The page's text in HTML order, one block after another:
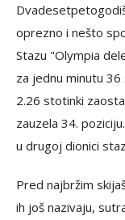
oprezno i nešto
Stazu "Olympia
za jednu minutu
2.26 stotinki
zauzela 34.
u drugoj dionici
Pred najbržim
ih još nazivaju,